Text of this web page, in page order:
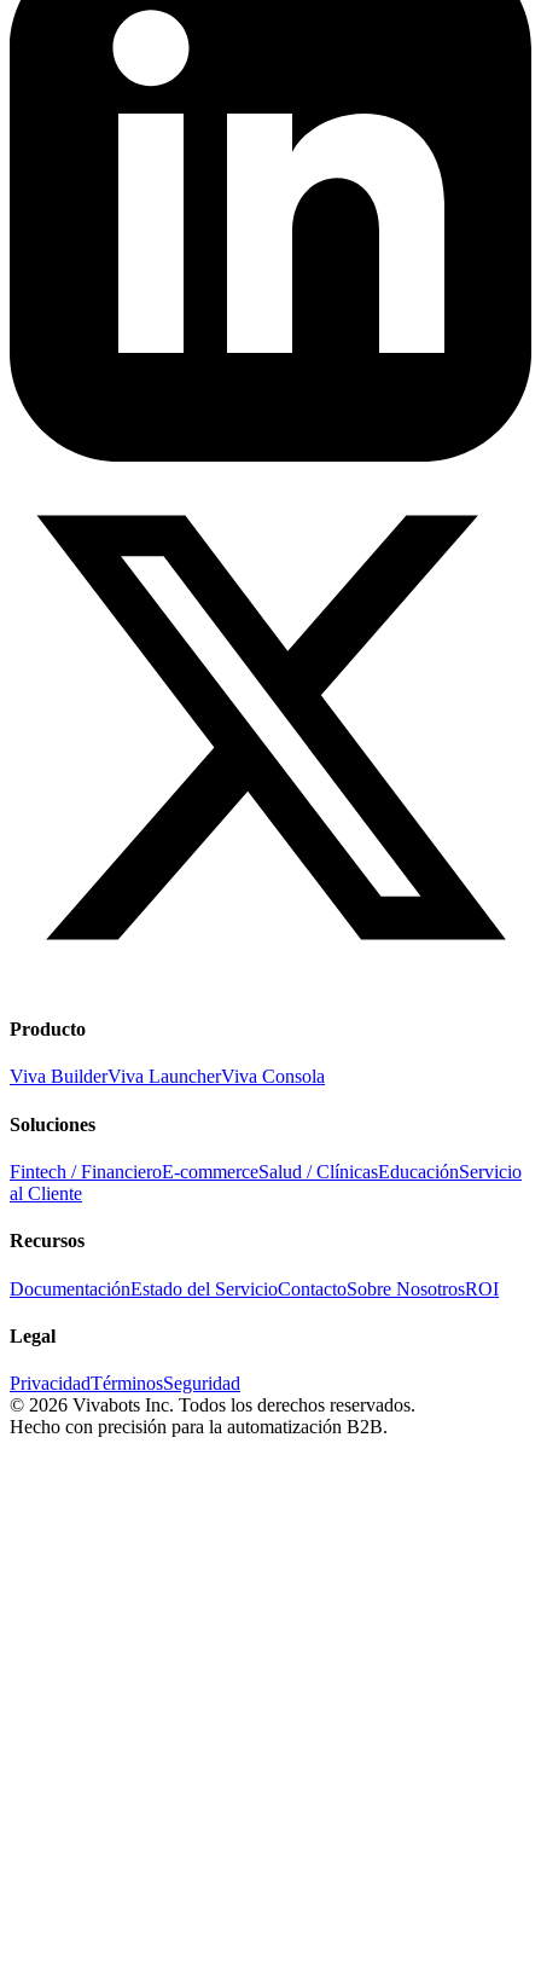
Producto
Viva BuilderViva LauncherViva Consola
Soluciones
Fintech / FinancieroE-commerceSalud / ClínicasEducaciónServicio
al Cliente
Recursos
DocumentaciónEstado del ServicioContactoSobre NosotrosROI
Legal
PrivacidadTérminosSeguridad
© 2026 Vivabots Inc. Todos los derechos reservados.
Hecho con precisión para la automatización B2B.